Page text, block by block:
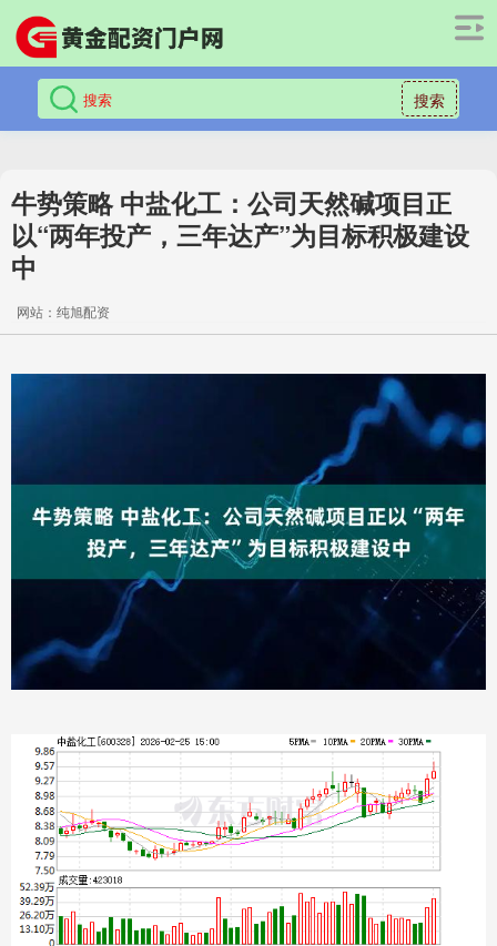
搜索
牛势策略 中盐化工：公司天然碱项目正
以“两年投产，三年达产”为目标积极建设
中
网站：纯旭配资